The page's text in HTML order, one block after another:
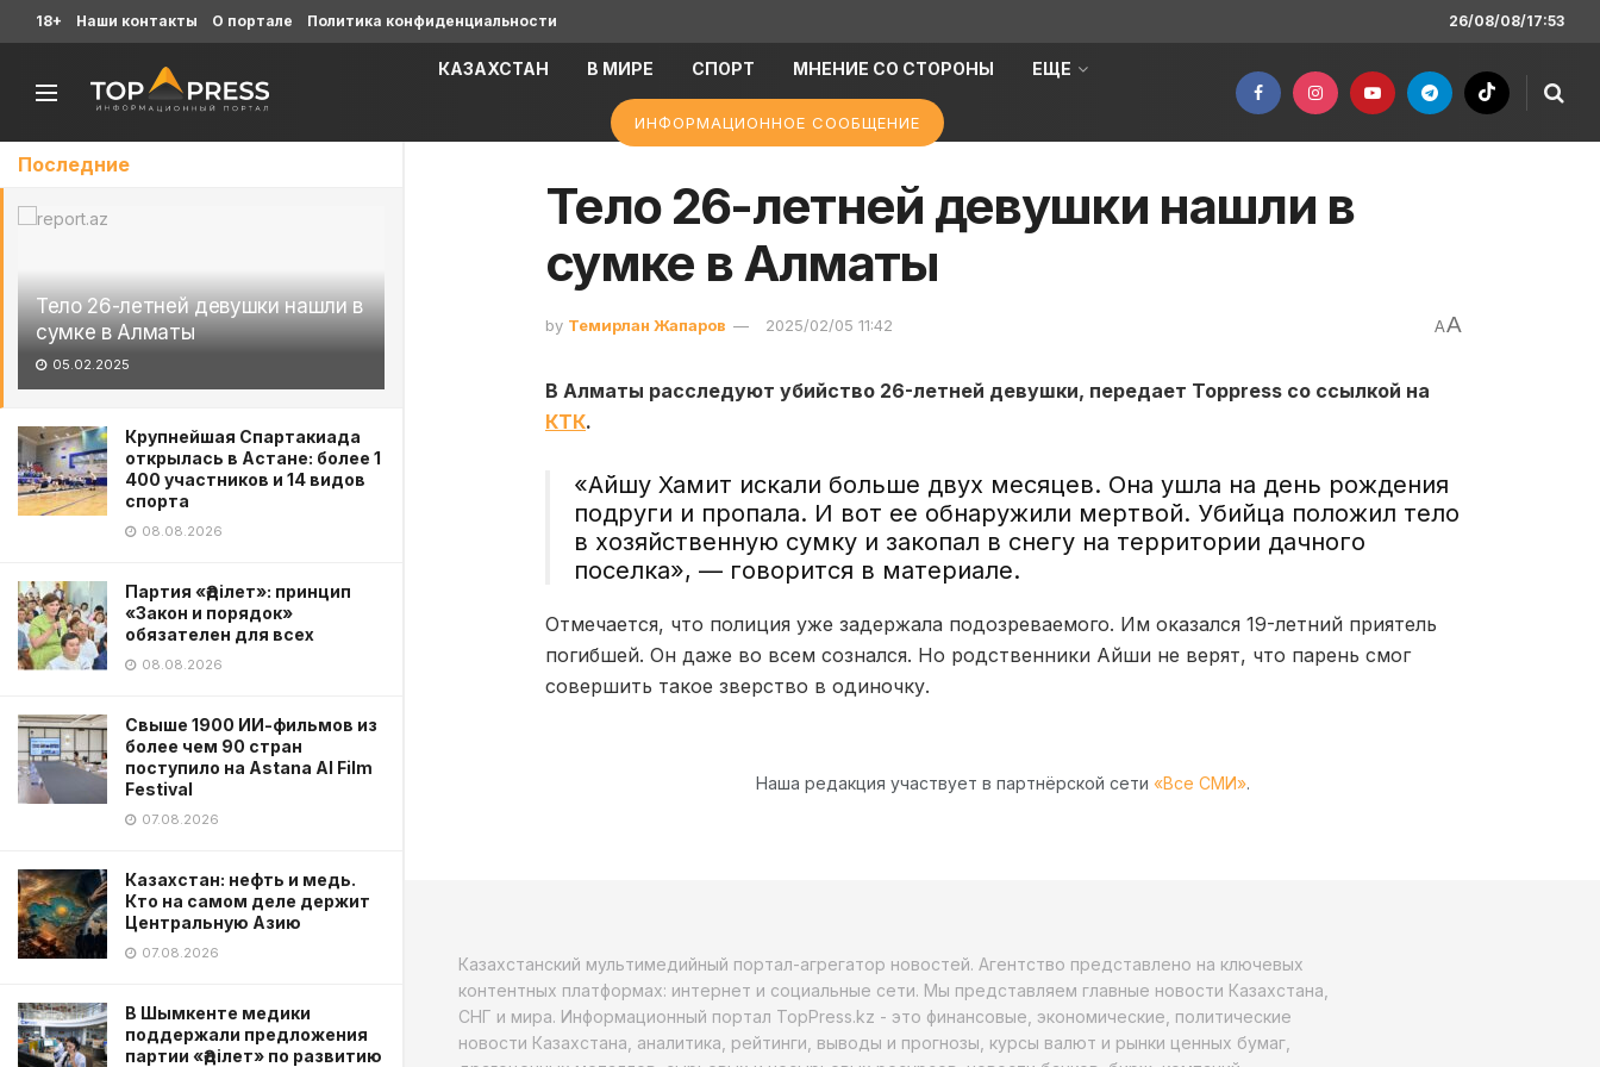
Последние
Тело 26-летней девушки нашли в
сумке в Алматы
05.02.2025
Крупнейшая Спартакиада
открылась в Астане: более 1
400 участников и 14 видов
спорта
08.08.2026
Партия «Әділет»: принцип
«Закон и порядок»
обязателен для всех
08.08.2026
Свыше 1900 ИИ-фильмов из
более чем 90 стран
поступило на Astana AI Film
Festival
07.08.2026
Казахстан: нефть и медь.
Кто на самом деле держит
Центральную Азию
07.08.2026
В Шымкенте медики
поддержали предложения
партии «Әділет» по развитию
18+ Наши контакты О портале Политика конфиденциальности 26/08/08/17:53
КАЗАХСТАН В МИРЕ СПОРТ МНЕНИЕ СО СТОРОНЫ ЕЩЕ
ИНФОРМАЦИОННОЕ СООБЩЕНИЕ
Тело 26-летней девушки нашли в
сумке в Алматы
by Темирлан Жапаров 2025/02/05 11:42 AA
В Алматы расследуют убийство 26-летней девушки, передает Toppress со ссылкой на
КТК.
«Айшу Хамит искали больше двух месяцев. Она ушла на день рождения
подруги и пропала. И вот ее обнаружили мертвой. Убийца положил тело
в хозяйственную сумку и закопал в снегу на территории дачного
поселка», — говорится в материале.
Отмечается, что полиция уже задержала подозреваемого. Им оказался 19-летний приятель
погибшей. Он даже во всем сознался. Но родственники Айши не верят, что парень смог
совершить такое зверство в одиночку.
Наша редакция участвует в партнёрской сети «Все СМИ».
Казахстанский мультимедийный портал-агрегатор новостей. Агентство представлено на ключевых
контентных платформах: интернет и социальные сети. Мы представляем главные новости Казахстана,
СНГ и мира. Информационный портал TopPress.kz - это финансовые, экономические, политические
новости Казахстана, аналитика, рейтинги, выводы и прогнозы, курсы валют и рынки ценных бумаг,